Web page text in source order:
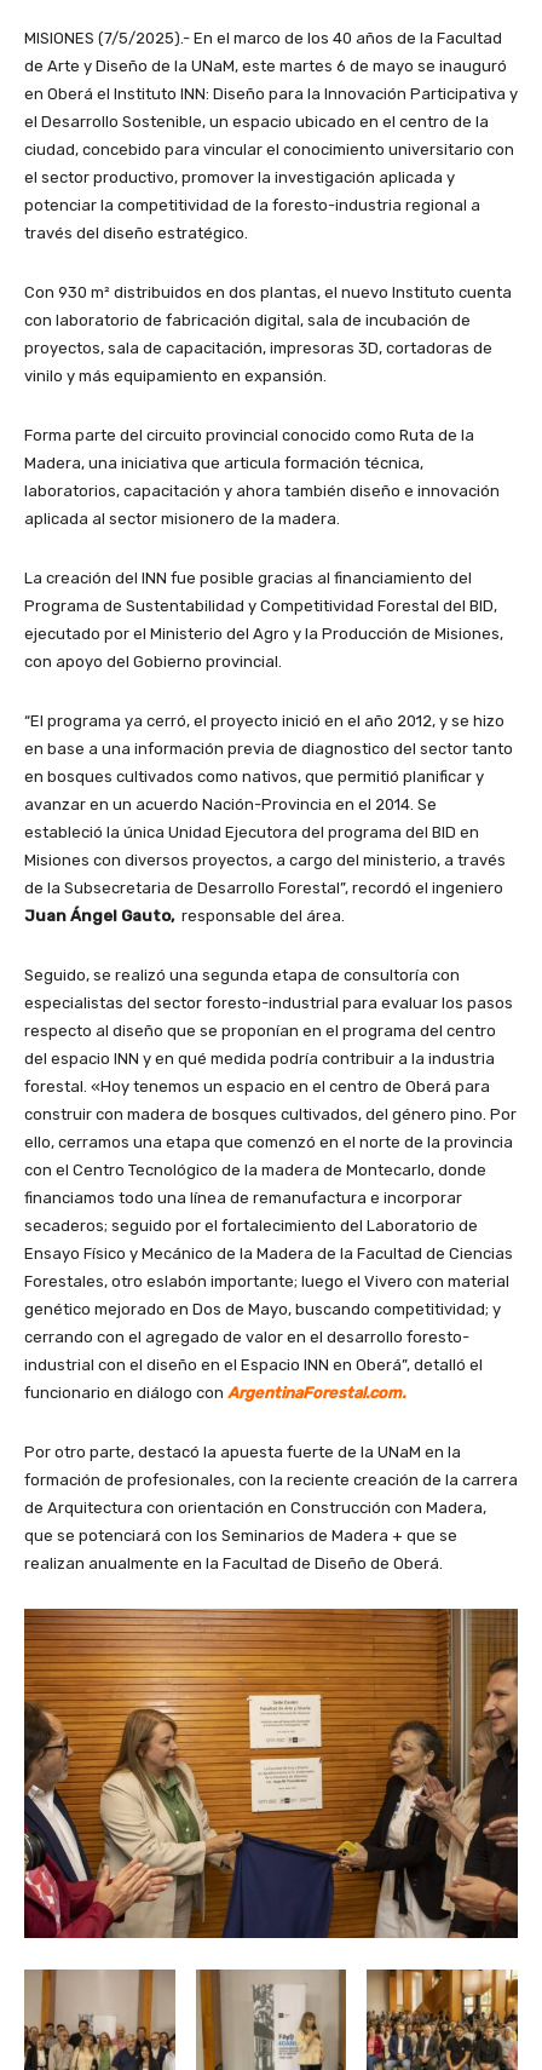
MISIONES (7/5/2025).- En el marco de los 40 años de la Facultad
de Arte y Diseño de la UNaM, este martes 6 de mayo se inauguró
en Oberá el Instituto INN: Diseño para la Innovación Participativa y
el Desarrollo Sostenible, un espacio ubicado en el centro de la
ciudad, concebido para vincular el conocimiento universitario con
el sector productivo, promover la investigación aplicada y
potenciar la competitividad de la foresto-industria regional a
través del diseño estratégico.
Con 930 m² distribuidos en dos plantas, el nuevo Instituto cuenta
con laboratorio de fabricación digital, sala de incubación de
proyectos, sala de capacitación, impresoras 3D, cortadoras de
vinilo y más equipamiento en expansión.
Forma parte del circuito provincial conocido como Ruta de la
Madera, una iniciativa que articula formación técnica,
laboratorios, capacitación y ahora también diseño e innovación
aplicada al sector misionero de la madera.
La creación del INN fue posible gracias al financiamiento del
Programa de Sustentabilidad y Competitividad Forestal del BID,
ejecutado por el Ministerio del Agro y la Producción de Misiones,
con apoyo del Gobierno provincial.
“El programa ya cerró, el proyecto inició en el año 2012, y se hizo
en base a una información previa de diagnostico del sector tanto
en bosques cultivados como nativos, que permitió planificar y
avanzar en un acuerdo Nación-Provincia en el 2014. Se
estableció la única Unidad Ejecutora del programa del BID en
Misiones con diversos proyectos, a cargo del ministerio, a través
de la Subsecretaria de Desarrollo Forestal”, recordó el ingeniero
Juan Ángel Gauto,responsable del área.
Seguido, se realizó una segunda etapa de consultoría con
especialistas del sector foresto-industrial para evaluar los pasos
respecto al diseño que se proponían en el programa del centro
del espacio INN y en qué medida podría contribuir a la industria
forestal. «Hoy tenemos un espacio en el centro de Oberá para
construir con madera de bosques cultivados, del género pino. Por
ello, cerramos una etapa que comenzó en el norte de la provincia
con el Centro Tecnológico de la madera de Montecarlo, donde
financiamos todo una línea de remanufactura e incorporar
secaderos; seguido por el fortalecimiento del Laboratorio de
Ensayo Físico y Mecánico de la Madera de la Facultad de Ciencias
Forestales, otro eslabón importante; luego el Vivero con material
genético mejorado en Dos de Mayo, buscando competitividad; y
cerrando con el agregado de valor en el desarrollo foresto-
industrial con el diseño en el Espacio INN en Oberá”, detalló el
funcionario en diálogo con ArgentinaForestal.com.
Por otro parte, destacó la apuesta fuerte de la UNaM en la
formación de profesionales, con la reciente creación de la carrera
de Arquitectura con orientación en Construcción con Madera,
que se potenciará con los Seminarios de Madera + que se
realizan anualmente en la Facultad de Diseño de Oberá.